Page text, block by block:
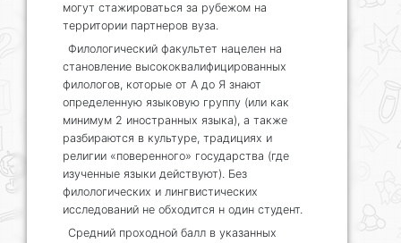
могут стажироваться за рубежом на
территории партнеров вуза.
Филологический факультет нацелен на
становление высококвалифицированных
филологов, которые от А до Я знают
определенную языковую группу (или как
минимум 2 иностранных языка), а также
разбираются в культуре, традициях и
религии «поверенного» государства (где
изученные языки действуют). Без
филологических и лингвистических
исследований не обходится н один студент.
Средний проходной балл в указанных